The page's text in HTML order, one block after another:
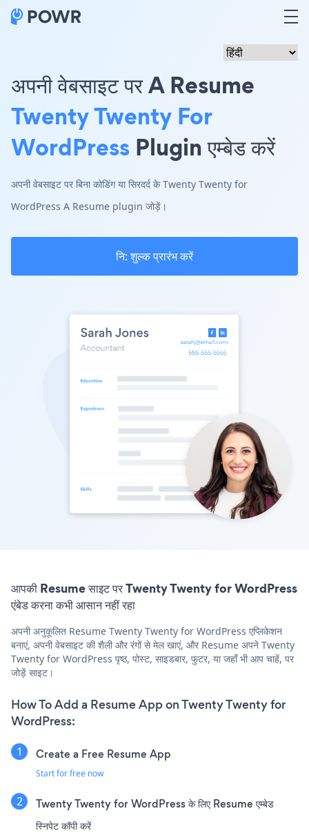
अपनी वेबसाइट पर A Resume
Twenty Twenty For
WordPress Plugin एम्बेड करें
अपनी वेबसाइट पर बिना कोडिंग या सिरदर्द के Twenty Twenty for
WordPress A Resume plugin जोड़ें।
नि: शुल्क प्रारंभ करें
आपकी Resume साइट पर Twenty Twenty for WordPress
एंबेड करना कभी आसान नहीं रहा
अपनी अनुकूलित Resume Twenty Twenty for WordPress एप्लिकेशन
बनाएं, अपनी वेबसाइट की शैली और रंगों से मेल खाएं, और Resume अपने Twenty
Twenty for WordPress पृष्ठ, पोस्ट, साइडबार, फुटर, या जहाँ भी आप चाहें, पर
जोड़ें साइट।
How To Add a Resume App on Twenty Twenty for
WordPress:
Create a Free Resume App
Start for free now
Twenty Twenty for WordPress के लिए Resume एम्बेड
स्निपेट कॉपी करें